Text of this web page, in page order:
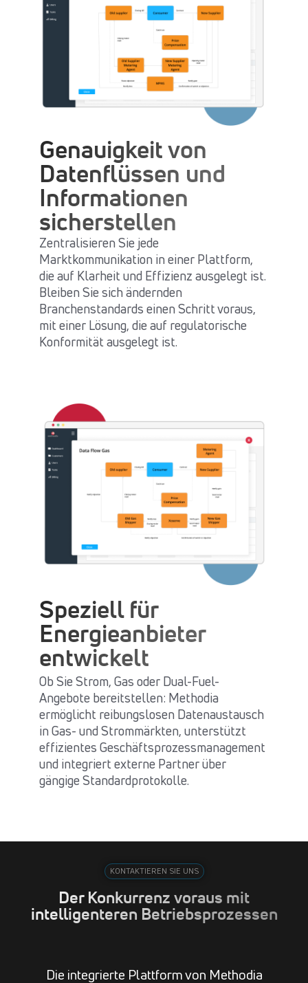
Genauigkeit von
Datenflüssen und
Informationen
sicherstellen
Zentralisieren Sie jede
Marktkommunikation in einer Plattform,
die auf Klarheit und Effizienz ausgelegt ist.
Bleiben Sie sich ändernden
Branchenstandards einen Schritt voraus,
mit einer Lösung, die auf regulatorische
Konformität ausgelegt ist.
Speziell für
Energieanbieter
entwickelt
Ob Sie Strom, Gas oder Dual-Fuel-
Angebote bereitstellen: Methodia
ermöglicht reibungslosen Datenaustausch
in Gas- und Strommärkten, unterstützt
effizientes Geschäftsprozessmanagement
und integriert externe Partner über
gängige Standardprotokolle.
KONTAKTIEREN SIE UNS
Der Konkurrenz voraus mit
intelligenteren Betriebsprozessen​
Die integrierte Plattform von Methodia